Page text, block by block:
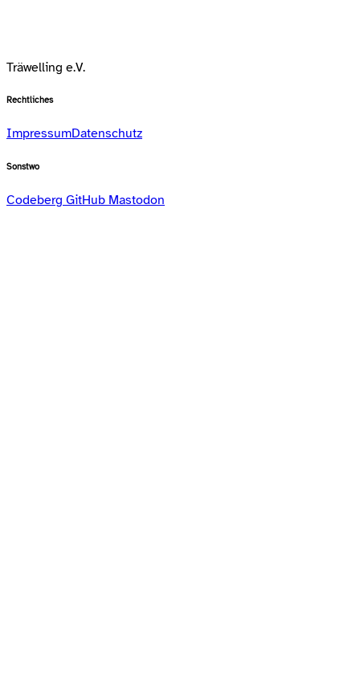
Träwelling e.V.
Rechtliches
ImpressumDatenschutz
Sonstwo
Codeberg GitHub Mastodon